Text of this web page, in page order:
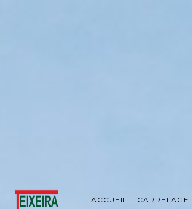
ACCUEIL CARRELAGE